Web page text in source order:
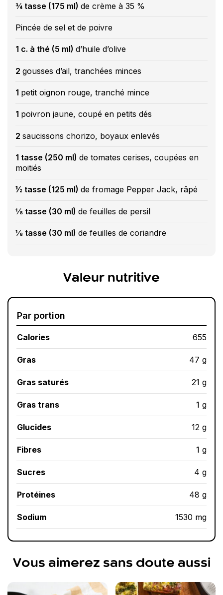
¾ tasse (175 ml) de crème à 35 %
Pincée de sel et de poivre
1 c. à thé (5 ml) d’huile d’olive
2 gousses d’ail, tranchées minces
1 petit oignon rouge, tranché mince
1 poivron jaune, coupé en petits dés
2 saucissons chorizo, boyaux enlevés
1 tasse (250 ml) de tomates cerises, coupées en
moitiés
½ tasse (125 ml) de fromage Pepper Jack, râpé
⅛ tasse (30 ml) de feuilles de persil
⅛ tasse (30 ml) de feuilles de coriandre
Valeur nutritive
Par portion
Calories 655
Gras 47 g
Gras saturés 21 g
Gras trans 1 g
Glucides 12 g
Fibres 1 g
Sucres 4 g
Protéines 48 g
Sodium 1530 mg
Vous aimerez sans doute aussi